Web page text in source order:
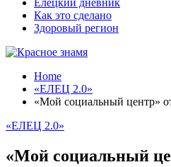
Елецкий дневник
Как это сделано
Здоровый регион
Home
«ЕЛЕЦ 2.0»
«Мой социальный центр»
«ЕЛЕЦ 2.0»
«Мой социальный